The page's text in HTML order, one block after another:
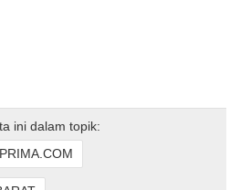
ini dalam topik: